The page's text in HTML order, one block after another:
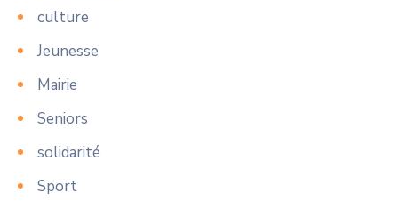
culture
Jeunesse
Mairie
Seniors
solidarité
Sport